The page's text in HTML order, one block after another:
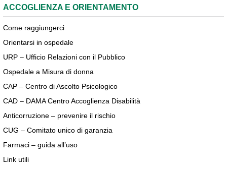
ACCOGLIENZA E ORIENTAMENTO
Come raggiungerci
Orientarsi in ospedale
URP – Ufficio Relazioni con il Pubblico
Ospedale a Misura di donna
CAP – Centro di Ascolto Psicologico
CAD – DAMA Centro Accoglienza Disabilità
Anticorruzione – prevenire il rischio
CUG – Comitato unico di garanzia
Farmaci – guida all’uso
Link utili